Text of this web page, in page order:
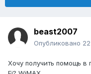
beast2007
Опубликовано
Хочу получить помощь в